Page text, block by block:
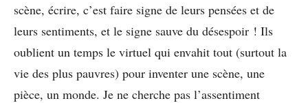
scène, écrire, c’est faire signe de leurs pensées et de
leurs sentiments, et le signe sauve du désespoir ! Ils
oublient un temps le virtuel qui envahit tout (surtout la
vie des plus pauvres) pour inventer une scène, une
pièce, un monde. Je ne cherche pas l’assentiment